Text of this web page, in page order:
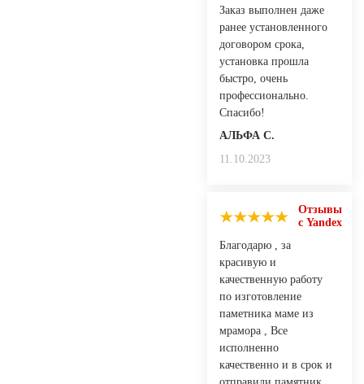
Заказ выполнен даже
ранее установленного
договором срока,
установка прошла
быстро, очень
профессионально.
Спасибо!
АЛЬФА С.
11.10.2023
Отзывы
с Yandex
Благодарю , за
красивую и
качественную работу
по изготовление
паметника маме из
мрамора , Все
исполненно
качественно и в срок и